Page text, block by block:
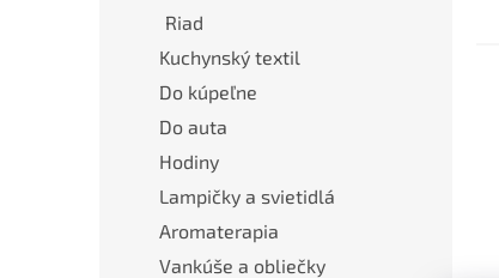
Riad
Kuchynský textil
Do kúpeľne
Do auta
Hodiny
Lampičky a svietidlá
Aromaterapia
Vankúše a obliečky